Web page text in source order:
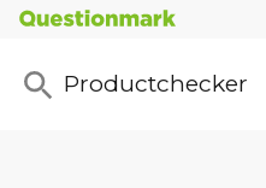
Productchecker